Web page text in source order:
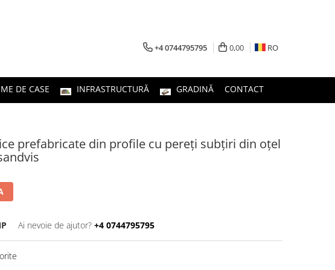
+4 0744795795 0,00 RO
DE CASE INFRASTRUCTURĂ GRADINĂ CONTACT
prefabricate din profile cu pereți subțiri din oțel
Ai nevoie de ajutor? +4 0744795795